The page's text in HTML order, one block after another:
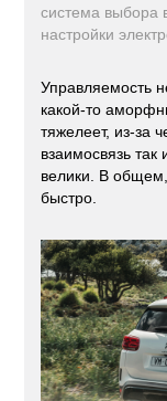
система
настройки
Управляемость
какой-то
тяжелеет, из-за
взаимосвязь
велики. В общем,
быстро.